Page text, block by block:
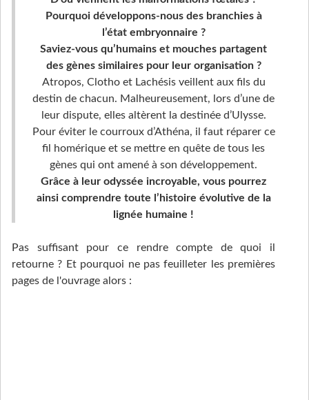
Pourquoi développons-nous des branchies à
l’état embryonnaire ?
Saviez-vous qu’humains et mouches partagent
des gènes similaires pour leur organisation ?
Atropos, Clotho et Lachésis veillent aux fils du
destin de chacun. Malheureusement, lors d’une de
leur dispute, elles altèrent la destinée d’Ulysse.
Pour éviter le courroux d’Athéna, il faut réparer ce
fil homérique et se mettre en quête de tous les
gènes qui ont amené à son développement.
Grâce à leur odyssée incroyable, vous pourrez
ainsi comprendre toute l’histoire évolutive de la
lignée humaine !
Pas suffisant pour ce rendre compte de quoi il
retourne ? Et pourquoi ne pas feuilleter les premières
pages de l'ouvrage alors :